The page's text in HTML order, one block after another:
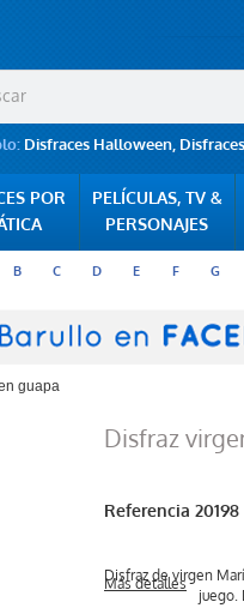
Disfraces Halloween,
POR
PELÍCULAS, TV &
PERSONAJES
B C D E F G
guapa
Disfraz
Referencia 20198
Disfraz de virgen
juego.
Más detalles